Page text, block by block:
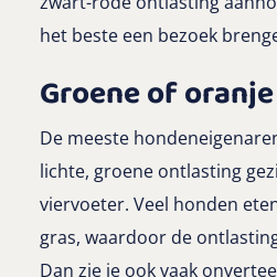
het beste een bezoek
Groene of
De meeste
lichte, groene ontlasting
viervoeter. Veel honden
gras, waardoor de
Dan zie je ook vaak